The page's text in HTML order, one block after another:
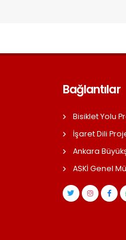
Bağlantılar
Bisiklet Yolu
İşaret Dili
Ankara
ASKİ Genel